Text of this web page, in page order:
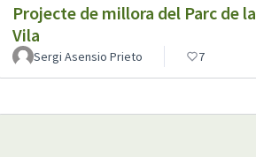
Projecte de millora del Parc de la
Vila
Sergi Asensio Prieto 7